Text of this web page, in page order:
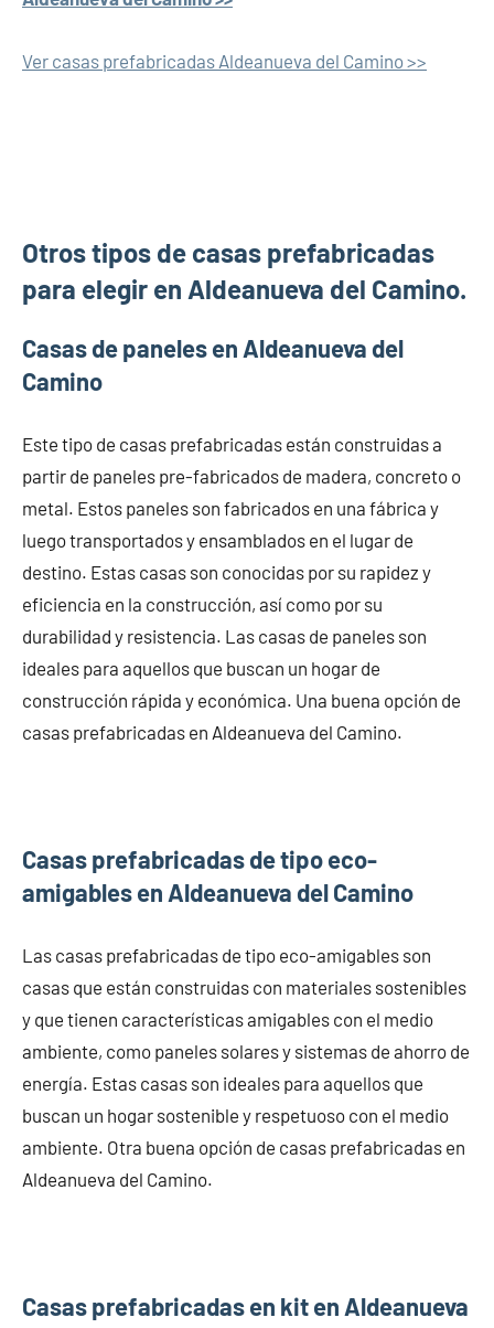
Ver casas prefabricadas Aldeanueva del Camino >>
Otros tipos de casas prefabricadas
para elegir en Aldeanueva del Camino.
Casas de paneles en Aldeanueva del
Camino
Este tipo de casas prefabricadas están construidas a
partir de paneles pre-fabricados de madera, concreto o
metal. Estos paneles son fabricados en una fábrica y
luego transportados y ensamblados en el lugar de
destino. Estas casas son conocidas por su rapidez y
eficiencia en la construcción, así como por su
durabilidad y resistencia. Las casas de paneles son
ideales para aquellos que buscan un hogar de
construcción rápida y económica. Una buena opción de
casas prefabricadas en Aldeanueva del Camino.
Casas prefabricadas de tipo eco-
amigables en Aldeanueva del Camino
Las casas prefabricadas de tipo eco-amigables son
casas que están construidas con materiales sostenibles
y que tienen características amigables con el medio
ambiente, como paneles solares y sistemas de ahorro de
energía. Estas casas son ideales para aquellos que
buscan un hogar sostenible y respetuoso con el medio
ambiente. Otra buena opción de casas prefabricadas en
Aldeanueva del Camino.
Casas prefabricadas en kit en Aldeanueva